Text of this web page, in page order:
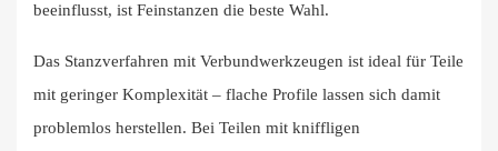
beeinflusst, ist Feinstanzen die beste Wahl.
Das Stanzverfahren mit Verbundwerkzeugen ist ideal für Teile
mit geringer Komplexität – flache Profile lassen sich damit
problemlos herstellen. Bei Teilen mit kniffligen